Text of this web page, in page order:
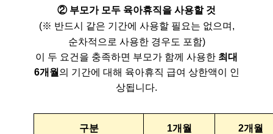
② 부모가 모두 육아휴직을 사용할 것
(※ 반드시 같은 기간에 사용할 필요는 없으며,
순차적으로 사용한 경우도 포함)
이 두 요건을 충족하면 부모가 함께 사용한 최대
6개월 의 기간에 대해 육아휴직 급여 상한액이 인
상됩니다.
구분 1개월 2개월